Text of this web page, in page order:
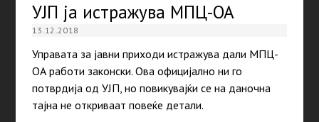
УЈП ја истражува МПЦ-ОА
13.12.2018
Управата за јавни приходи истражува дали МПЦ-
ОА работи законски. Ова официјално ни го
потврдија од УЈП, но повикувајќи се на даночна
тајна не откриваат повеќе детали.